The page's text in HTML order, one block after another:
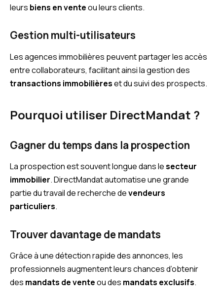
leurs biens en venteou leurs clients.
Gestion multi-utilisateurs
Les agences immobilières peuvent partager les accès
entre collaborateurs, facilitant ainsi la gestion des
transactions immobilièreset du suivi des prospects.
Pourquoi utiliser DirectMandat ?
Gagner du temps dans la prospection
La prospection est souvent longue dans lesecteur
immobilier. DirectMandat automatise une grande
partie du travail de recherche devendeurs
particuliers.
Trouver davantage de mandats
Grâce à une détection rapide des annonces, les
professionnels augmentent leurs chances d’obtenir
des mandats de venteou des mandats exclusifs.